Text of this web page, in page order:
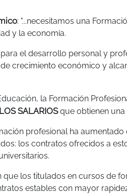
: "...necesitamos una
y la economía.
el desarrollo personal y
crecimiento económico y
la Formación
SALARIOSque obtienen
profesional ha
los contratos ofrecidos a
los titulados en cursos de
estables con mayor